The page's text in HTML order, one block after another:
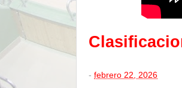
- febrero 22, 2026